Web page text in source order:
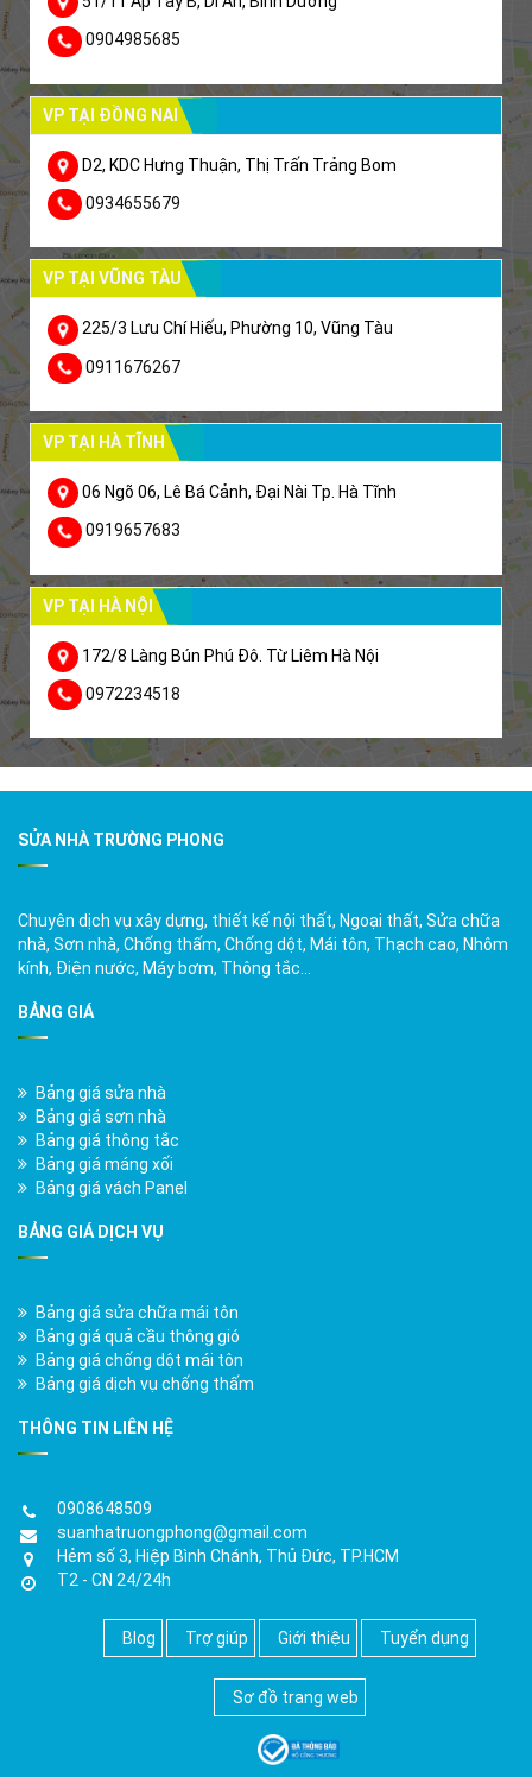
0904985685
VP TẠI ĐỒNG NAI
D2, KDC Hưng Thuận, Thị Trấn Trảng Bom
0934655679
VP TẠI VŨNG TÀU
225/3 Lưu Chí Hiếu, Phường 10, Vũng Tàu
0911676267
VP TẠI HÀ TĨNH
06 Ngõ 06, Lê Bá Cảnh, Đại Nài Tp. Hà Tĩnh
0919657683
VP TẠI HÀ NỘI
172/8 Làng Bún Phú Đô. Từ Liêm Hà Nội
0972234518
SỬA NHÀ TRƯỜNG PHONG
Chuyên dịch vụ xây dựng, thiết kế nội thất, Ngoại thất, Sửa chữa
nhà, Sơn nhà, Chống thấm, Chống dột, Mái tôn, Thạch cao, Nhôm
kính, Điện nước, Máy bơm, Thông tắc…
BẢNG GIÁ
Bảng giá sửa nhà
Bảng giá sơn nhà
Bảng giá thông tắc
Bảng giá máng xối
Bảng giá vách Panel
BẢNG GIÁ DỊCH VỤ
Bảng giá sửa chữa mái tôn
Bảng giá quả cầu thông gió
Bảng giá chống dột mái tôn
Bảng giá dịch vụ chống thấm
THÔNG TIN LIÊN HỆ
0908648509
suanhatruongphong@gmail.com
Hẻm số 3, Hiệp Bình Chánh, Thủ Đức, TP.HCM
T2 - CN 24/24h
Blog Trợ giúp Giới thiệu Tuyển dụng
Sơ đồ trang web